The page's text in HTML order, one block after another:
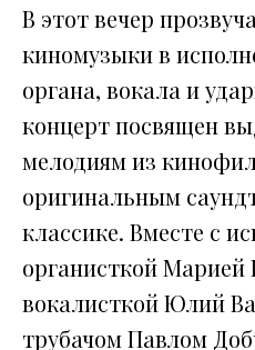
В этот вечер
киномузыки в
органа, вокала и
концерт посвящен
мелодиям из
оригинальным
классике. Вместе с
органисткой Марией
вокалисткой Юлий
трубачом Павлом